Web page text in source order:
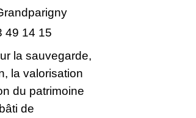
49 14 15
la sauvegarde,
la valorisation
du patrimoine
de